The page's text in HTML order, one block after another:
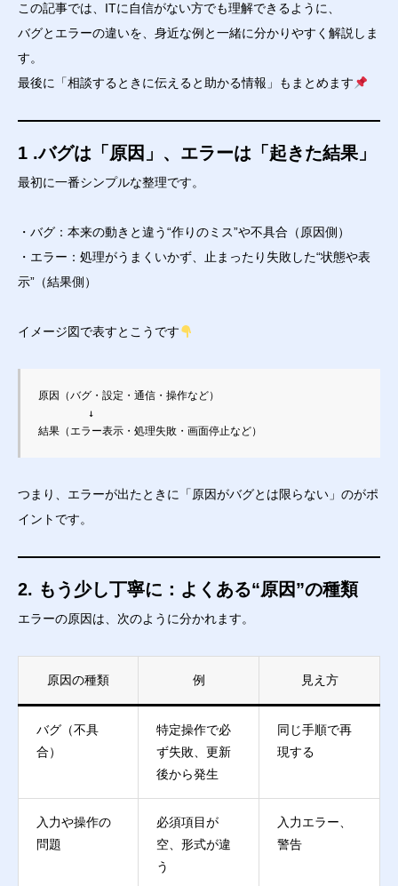
この記事では、ITに自信がない方でも理解できるように、
バグとエラーの違いを、身近な例と一緒に分かりやすく解説しま
す。
最後に「相談するときに伝えると助かる情報」もまとめます
1 .バグは「原因」、エラーは「起きた結果」
最初に一番シンプルな整理です。
・バグ：本来の動きと違う“作りのミス”や不具合（原因側）
・エラー：処理がうまくいかず、止まったり失敗した“状態や表
示”（結果側）
イメージ図で表すとこうです
原因（バグ・設定・通信・操作など）
つまり、エラーが出たときに「原因がバグとは限らない」のがポ
イントです。
2. もう少し丁寧に：よくある“原因”の種類
エラーの原因は、次のように分かれます。
原因の種類 例 見え方
バグ（不具
合）
特定操作で必
ず失敗、更新
後から発生
同じ手順で再
現する
入力や操作の
問題
必須項目が
空、形式が違
う
入力エラー、
警告